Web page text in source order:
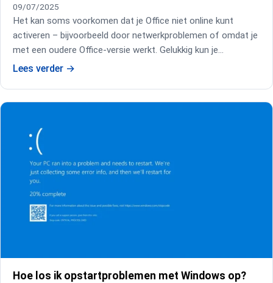
09/07/2025
Het kan soms voorkomen dat je Office niet online kunt
activeren – bijvoorbeeld door netwerkproblemen of omdat je
met een oudere Office-versie werkt. Gelukkig kun je…
Lees verder →
Hoe los ik opstartproblemen met Windows op?